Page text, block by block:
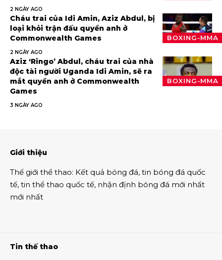
2 NGÀY AGO
BOXING-MMA
Cháu trai của Idi Amin, Aziz Abdul, bị
loại khỏi trận đấu quyền anh ở
Commonwealth Games
2 NGÀY AGO
BOXING-MMA
Aziz ‘Ringo’ Abdul, cháu trai của nhà
độc tài người Uganda Idi Amin, sẽ ra
mắt quyền anh ở Commonwealth
Games
3 NGÀY AGO
Giới thiệu
Thế giới thể thao: Kết quả bóng đá, tin bóng đá quốc
tế, tin thể thao quốc tế, nhận định bóng đá mới nhất
mới nhất
Tin thế thao